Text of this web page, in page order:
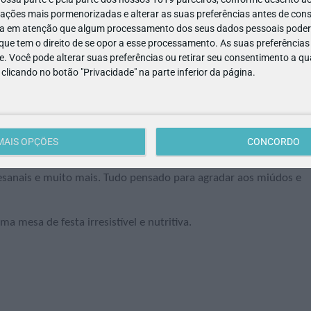
mais pormenorizadas e alterar as suas preferências antes de
em atenção que algum processamento dos seus dados pessoais
tem o direito de se opor a esse processamento. As suas
Você pode alterar suas preferências ou retirar seu consentimento a
no botão "Privacidade" na parte inferior da página.
OPÇÕES CONCORDO
do aniversariante e adaptados às idades e fases de
adoçados com fruta, perfeitos para bebés que fazem 1
comprometer o sabor nem o aspeto!
festa
e snacks saudáveis ideais para festas de aniversário:
e muito mais. Tudo pensado para agradar aos miúdos e
mesa de festa irresistível e nutritiva.